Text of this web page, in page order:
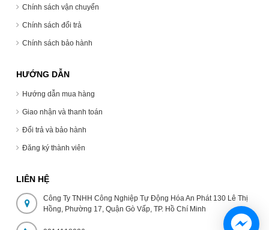
Chính sách vận chuyển
Chính sách đổi trả
Chính sách bảo hành
HƯỚNG DẪN
Hướng dẫn mua hàng
Giao nhận và thanh toán
Đổi trả và bảo hành
Đăng ký thành viên
LIÊN HỆ
Công Ty TNHH Công Nghiệp Tự Động Hóa An Phát 130 Lê Thị
Hồng, Phường 17, Quận Gò Vấp, TP. Hồ Chí Minh